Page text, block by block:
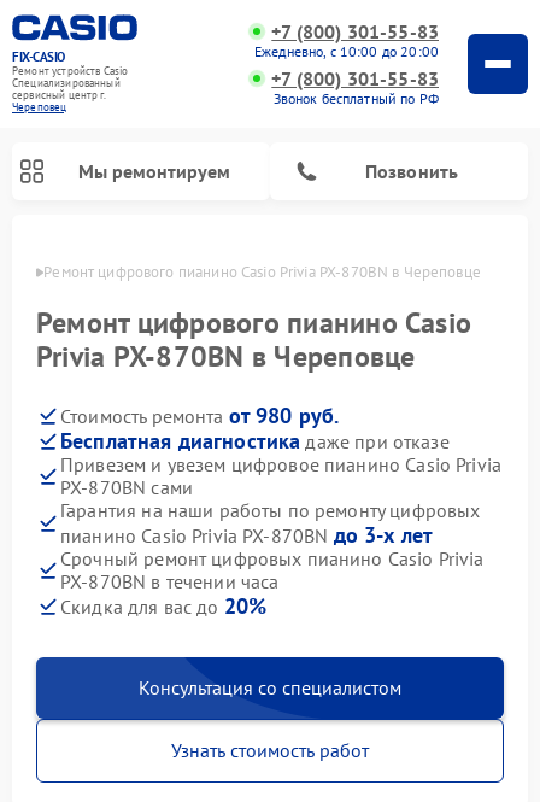
FIX-CASIO
Ремонт устройств Casio
Специализированный
cервисный центр г.
Череповец
+7 (800) 301-55-83
Ежедневно, с 10:00 до 20:00
+7 (800) 301-55-83
Звонок бесплатный по РФ
Мы ремонтируем Позвонить
Ремонт цифрового пианино Casio Privia PX-870BN в Череповце
Ремонт цифрового пианино Casio
Privia PX-870BN в Череповце
Стоимость ремонта от 980 руб.
Бесплатная диагностика даже при отказе
Привезем и увезем цифровое пианино Casio Privia
PX-870BN сами
Гарантия на наши работы по ремонту цифровых
пианино Casio Privia PX-870BN до 3-х лет
Срочный ремонт цифровых пианино Casio Privia
PX-870BN в течении часа
Скидка для вас до 20%
Консультация со специалистом
Узнать стоимость работ